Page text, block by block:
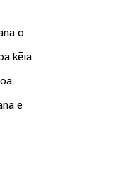
o
kēia
e